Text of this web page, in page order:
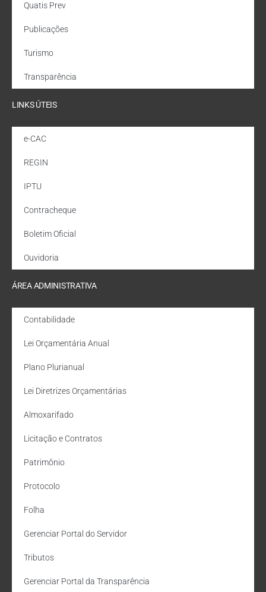
Quatis Prev
Publicações
Turismo
Transparência
LINKS ÚTEIS
e-CAC
REGIN
IPTU
Contracheque
Boletim Oficial
Ouvidoria
ÁREA ADMINISTRATIVA
Contabilidade
Lei Orçamentária Anual
Plano Plurianual
Lei Diretrizes Orçamentárias
Almoxarifado
Licitação e Contratos
Patrimônio
Protocolo
Folha
Gerenciar Portal do Servidor
Tributos
Gerenciar Portal da Transparência